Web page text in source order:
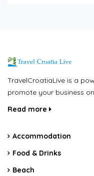
TravelCroatiaLive is a
promote your business
Read more
Accommodation
Food & Drinks
Beach